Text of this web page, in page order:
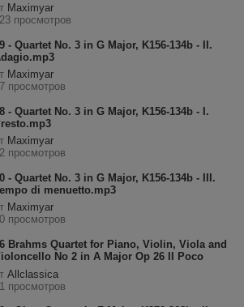
Maximyar
просмотров
- Quartet No. 3 in G Major, K156-134b - II.
Maximyar
просмотров
- Quartet No. 3 in G Major, K156-134b - I.
Maximyar
просмотров
- Quartet No. 3 in G Major, K156-134b - III.
di menuetto.mp3
Maximyar
просмотров
Brahms Quartet for Piano, Violin, Viola and
No 2 in A Major Op 26 II Poco
adagio.mp3
Allclassica
просмотров